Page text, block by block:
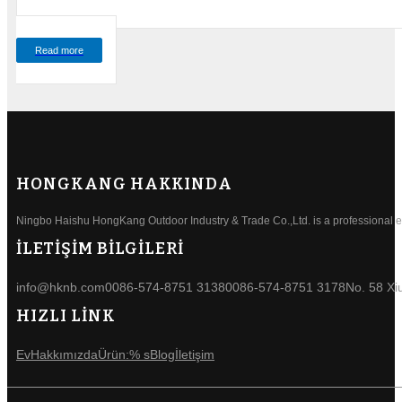
Read more
HONGKANG HAKKINDA
Ningbo Haishu HongKang Outdoor Industry & Trade Co.,Ltd. is a professional
İLETİŞİM BİLGİLERİ
info@hknb.com0086-574-8751 31380086-574-8751 3178No. 58
HIZLI LİNK
EvHakkımızdaÜrün:% sBlogİletişim